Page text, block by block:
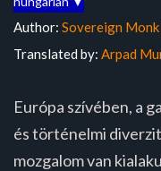
Author: Sovereign Monk
Translated by: Arpad
Európa szívében, a
és történelmi
mozgalom van